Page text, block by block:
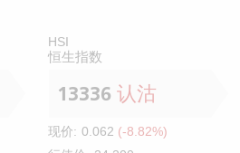
HSI
恒生指数
13336 认沽
现价: 0.062 (-8.82%)